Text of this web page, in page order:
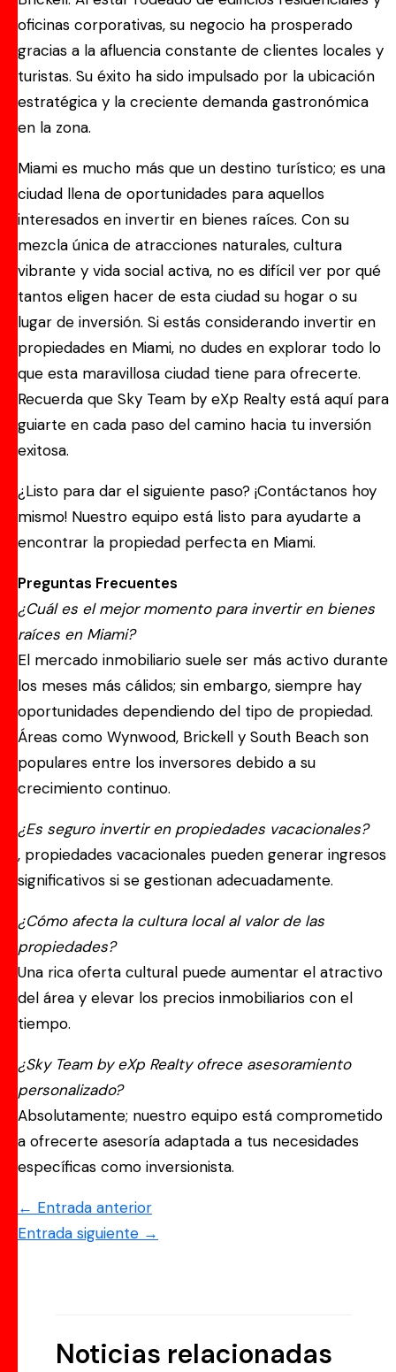
oficinas corporativas, su negocio ha prosperado
gracias a la afluencia constante de clientes locales y
turistas. Su éxito ha sido impulsado por la ubicación
estratégica y la creciente demanda gastronómica
en la zona.
Miami es mucho más que un destino turístico; es una
ciudad llena de oportunidades para aquellos
interesados en invertir en bienes raíces. Con su
mezcla única de atracciones naturales, cultura
vibrante y vida social activa, no es difícil ver por qué
tantos eligen hacer de esta ciudad su hogar o su
lugar de inversión. Si estás considerando invertir en
propiedades en Miami, no dudes en explorar todo lo
que esta maravillosa ciudad tiene para ofrecerte.
Recuerda que Sky Team by eXp Realty está aquí para
guiarte en cada paso del camino hacia tu inversión
exitosa.
¿Listo para dar el siguiente paso? ¡Contáctanos hoy
mismo! Nuestro equipo está listo para ayudarte a
encontrar la propiedad perfecta en Miami.
Preguntas Frecuentes
¿Cuál es el mejor momento para invertir en bienes
raíces en Miami?
El mercado inmobiliario suele ser más activo durante
los meses más cálidos; sin embargo, siempre hay
oportunidades dependiendo del tipo de propiedad.
Áreas como Wynwood, Brickell y South Beach son
populares entre los inversores debido a su
crecimiento continuo.
¿Es seguro invertir en propiedades vacacionales?
, propiedades vacacionales pueden generar ingresos
significativos si se gestionan adecuadamente.
¿Cómo afecta la cultura local al valor de las
propiedades?
Una rica oferta cultural puede aumentar el atractivo
del área y elevar los precios inmobiliarios con el
tiempo.
¿Sky Team by eXp Realty ofrece asesoramiento
personalizado?
Absolutamente; nuestro equipo está comprometido
a ofrecerte asesoría adaptada a tus necesidades
específicas como inversionista.
← Entrada anterior
Entrada siguiente →
Noticias relacionadas